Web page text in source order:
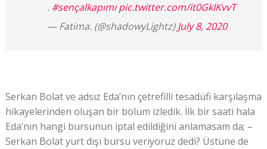
. #sençalkapımı pic.twitter.com/it0GkIKvvT
— Fatima. (@shadowyLightz)July 8, 2020
Serkan Bolat ve adsız Eda’nın çetrefilli tesadüfi karşılaşma
hikayelerinden oluşan bir bölüm izledik. İlk bir saati hala
Eda’nın hangi bursunun iptal edildiğini anlamasam da; –
Serkan Bolat yurt dışı bursu veriyoruz dedi? Üstüne de